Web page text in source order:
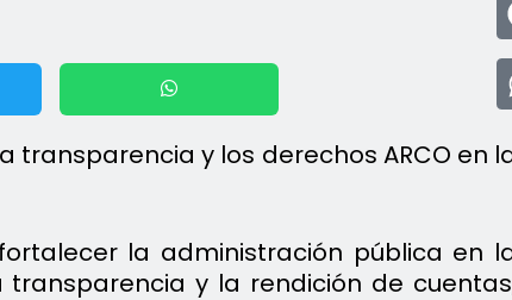
y los derechos ARCO en
la administración pública en
y la rendición de